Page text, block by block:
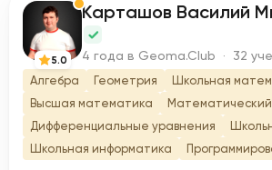
К
5.0
Карташов Василий
4 года в Geoma.Club · 32
Алгебра Геометрия
Школьная
Высшая математика
Дифференциальные уравнения
Школьная информатика